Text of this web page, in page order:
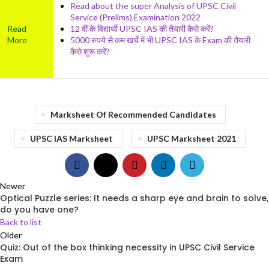
Read
More
Read about the super Analysis of UPSC Civil
Service (Prelims) Examination 2022
12 वीं के विद्यार्थी UPSC IAS की तैयारी कैसे करें?
5000 रुपये से कम खर्चे में भी UPSC IAS के Exam की तैयारी
कैसे शुरू करें?
Marksheet Of Recommended Candidates
UPSC IAS Marksheet UPSC Marksheet 2021
Newer
Optical Puzzle series: It needs a sharp eye and brain to solve,
do you have one?
Back to list
Older
Quiz: Out of the box thinking necessity in UPSC Civil Service
Exam